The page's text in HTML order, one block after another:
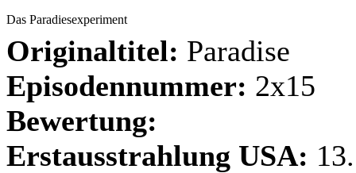
Das Paradiesexperiment
Originaltitel: Paradise
Episodennummer: 2x15
Bewertung:
Erstausstrahlung USA: